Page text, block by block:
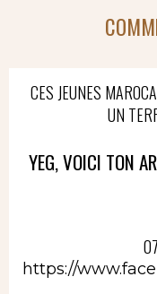
CES JEUNES
UN
YEG, VOICI TON
https://